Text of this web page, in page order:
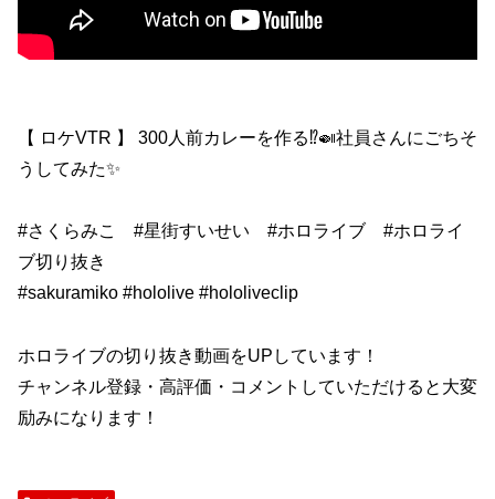
【 ロケVTR 】 300人前カレーを作る⁉️🍛社員さんにごちそ
うしてみた✨
#さくらみこ #星街すいせい #ホロライブ #ホロライ
ブ切り抜き
#sakuramiko #hololive #hololiveclip
ホロライブの切り抜き動画をUPしています！
チャンネル登録・高評価・コメントしていただけると大変
励みになります！